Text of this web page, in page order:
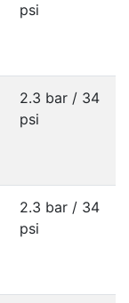
psi
2.3 bar / 34
psi
2.3 bar / 34
psi